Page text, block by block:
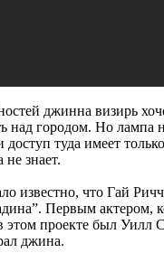
джинна визирь
над городом. Но лампа
доступ туда имеет
не знает.
известно, что Гай
Первым актером,
этом проекте был Уилл
джина.